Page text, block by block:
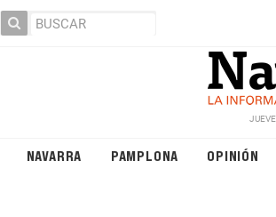
NAVARRA PAMPLONA OPINIÓN